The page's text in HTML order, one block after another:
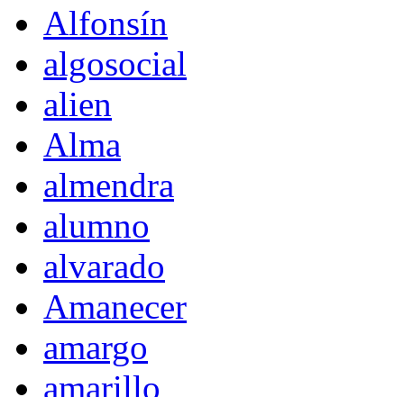
Alfonsín
algosocial
alien
Alma
almendra
alumno
alvarado
Amanecer
amargo
amarillo